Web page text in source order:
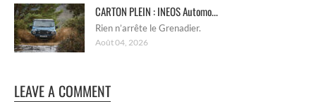
CARTON PLEIN : INEOS Automo...
Rien n’arrête le Grenadier.
Août 04, 2026
LEAVE A COMMENT